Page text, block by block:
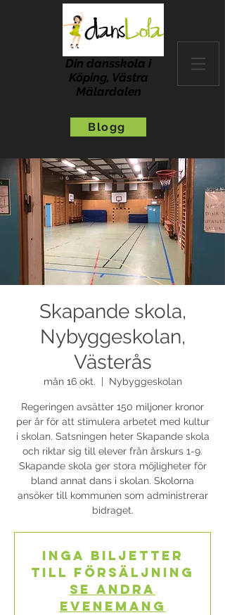
Din dansskola i
Köping, Västra
Mälardalen
Blogg
Skapande skola,
Nybyggeskolan,
Västerås
mån 16 okt. Nybyggeskolan
Regeringen avsätter 150 miljoner kronor
per år för att stimulera arbetet med kultur
i skolan. Satsningen heter Skapande skola
och riktar sig till elever från årskurs 1-9.
Skapande skola ger stora möjligheter för
bland annat dans i skolan. Skolorna
ansöker till kommunen som administrerar
bidraget.
Inga biljetter
till försäljning
Se andra
evenemang